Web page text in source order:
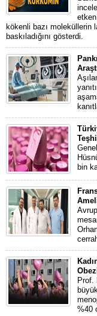
kökenli bazı moleküllerin
baskıladığını gösterdi.
bin
Prof.
%40